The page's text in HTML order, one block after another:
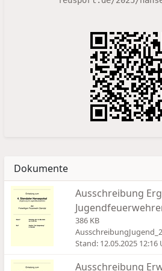
Dokumente
Ausschreibung
386 KB
Stand: 12.05.2025 12:16
Ausschreibung